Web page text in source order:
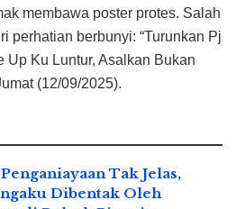
membawa poster protes. Salah
perhatian berbunyi: “Turunkan Pj
Up Ku Luntur, Asalkan Bukan
(12/09/2025).
Tak Jelas,
Dibentak Oleh